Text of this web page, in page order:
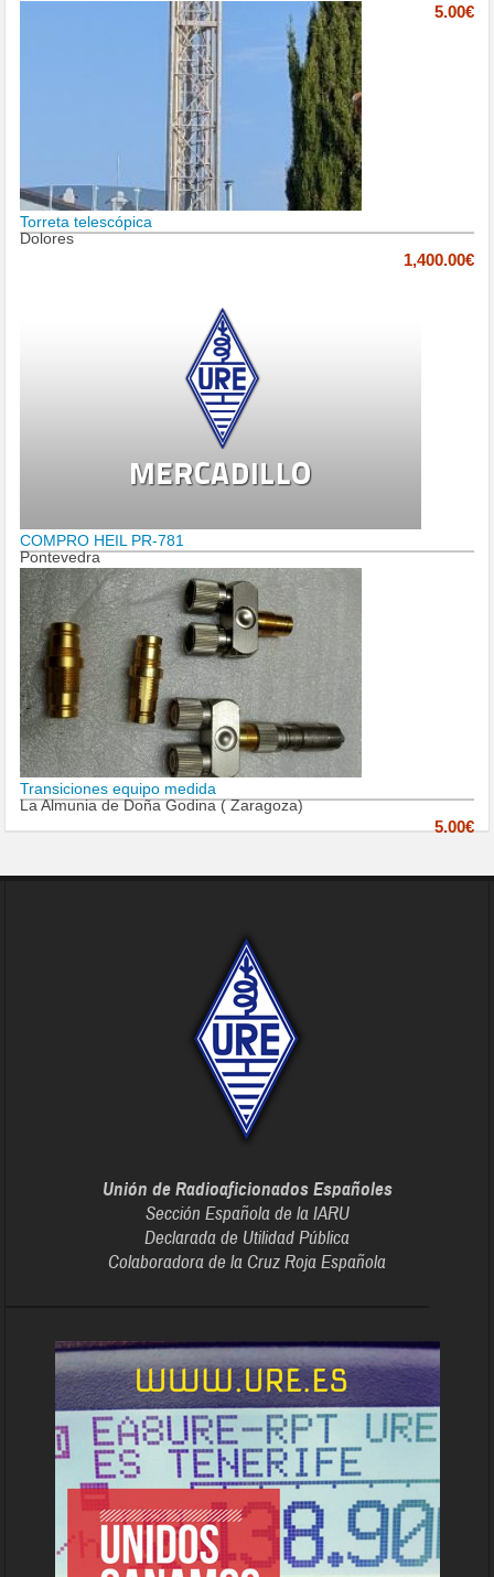
5.00€
Torreta telescópica
Dolores
1,400.00€
COMPRO HEIL PR-781
Pontevedra
Transiciones equipo medida
La Almunia de Doña Godina ( Zaragoza)
5.00€
Unión de Radioaficionados Españoles
Sección Española de la IARU
Declarada de Utilidad Pública
Colaboradora de la Cruz Roja Española